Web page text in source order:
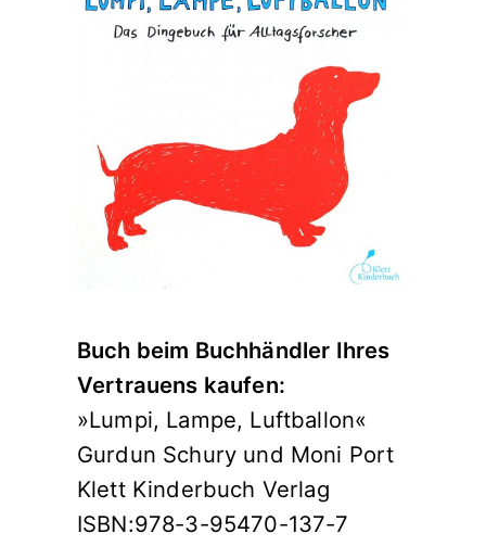
Buch beim Buchhändler Ihres
Vertrauens kaufen:
»Lumpi, Lampe, Luftballon«
Gurdun Schury und Moni Port
Klett Kinderbuch Verlag
ISBN:978-3-95470-137-7